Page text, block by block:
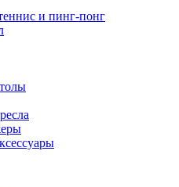
и пинг-понг